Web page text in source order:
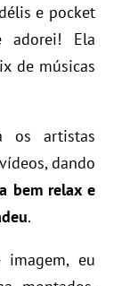
e pocket
adorei! Ela
de músicas
os artistas
dando
bem relax e
.
imagem, eu